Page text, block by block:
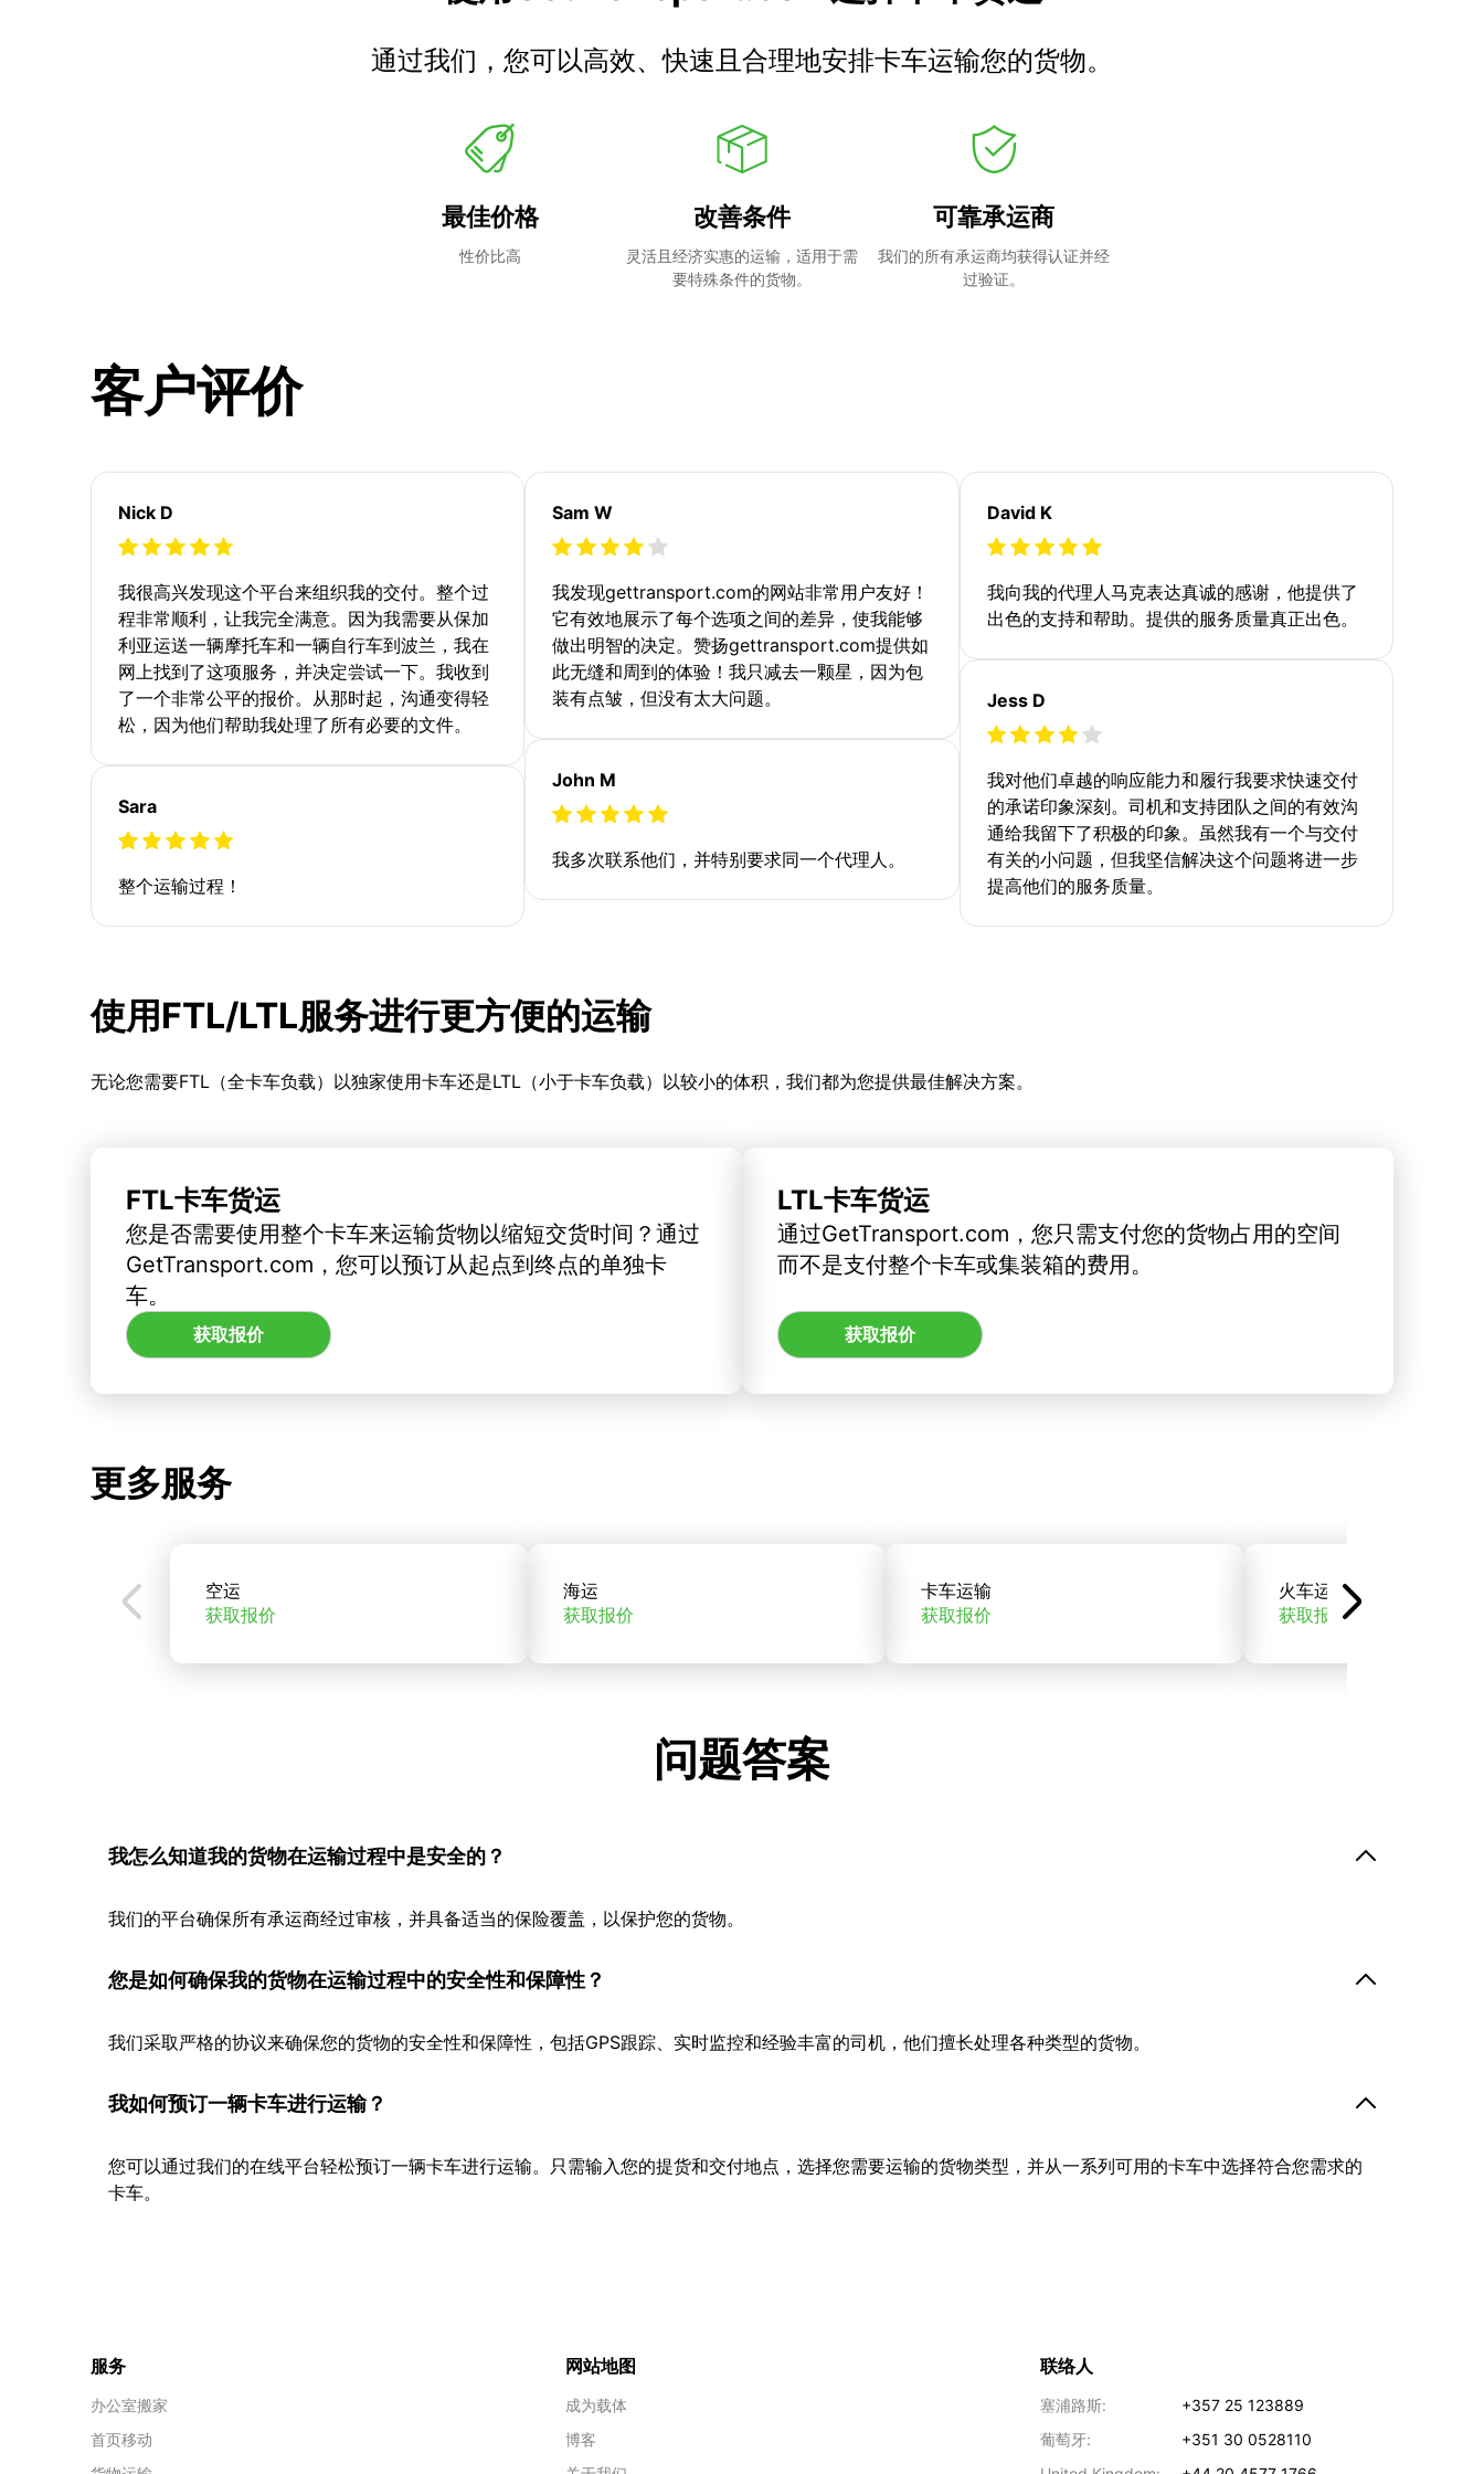
通过我们，您可以高效、快速且合理地安排卡车运输您的货物。
最佳价格
性价比高
改善条件
灵活且经济实惠的运输，适用于需
要特殊条件的货物。
可靠承运商
我们的所有承运商均获得认证并经
过验证。
客户评价
Nick D
我很高兴发现这个平台来组织我的交付。整个过
程非常顺利，让我完全满意。因为我需要从保加
利亚运送一辆摩托车和一辆自行车到波兰，我在
网上找到了这项服务，并决定尝试一下。我收到
了一个非常公平的报价。从那时起，沟通变得轻
松，因为他们帮助我处理了所有必要的文件。
Sara
整个运输过程！
Sam W
我发现gettransport.com的网站非常用户友好！
它有效地展示了每个选项之间的差异，使我能够
做出明智的决定。赞扬gettransport.com提供如
此无缝和周到的体验！我只减去一颗星，因为包
装有点皱，但没有太大问题。
John M
我多次联系他们，并特别要求同一个代理人。
David K
我向我的代理人马克表达真诚的感谢，他提供了
出色的支持和帮助。提供的服务质量真正出色。
Jess D
我对他们卓越的响应能力和履行我要求快速交付
的承诺印象深刻。司机和支持团队之间的有效沟
通给我留下了积极的印象。虽然我有一个与交付
有关的小问题，但我坚信解决这个问题将进一步
提高他们的服务质量。
使用FTL/LTL服务进行更方便的运输
无论您需要FTL（全卡车负载）以独家使用卡车还是LTL（小于卡车负载）以较小的体积，我们都为您提供最佳解决方案。
FTL卡车货运
您是否需要使用整个卡车来运输货物以缩短交货时间？通过
GetTransport.com，您可以预订从起点到终点的单独卡
车。
获取报价
LTL卡车货运
通过GetTransport.com，您只需支付您的货物占用的空间
而不是支付整个卡车或集装箱的费用。
获取报价
更多服务
空运
获取报价
海运
获取报价
卡车运输
获取报价
火车运输
获取报价
问题答案
我怎么知道我的货物在运输过程中是安全的？
我们的平台确保所有承运商经过审核，并具备适当的保险覆盖，以保护您的货物。
您是如何确保我的货物在运输过程中的安全性和保障性？
我们采取严格的协议来确保您的货物的安全性和保障性，包括GPS跟踪、实时监控和经验丰富的司机，他们擅长处理各种类型的货物。
我如何预订一辆卡车进行运输？
您可以通过我们的在线平台轻松预订一辆卡车进行运输。只需输入您的提货和交付地点，选择您需要运输的货物类型，并从一系列可用的卡车中选择符合您需求的
卡车。
服务
办公室搬家
首页移动
网站地图
成为载体
博客
联络人
塞浦路斯:
+357 25 123889
葡萄牙:
+351 30 0528110